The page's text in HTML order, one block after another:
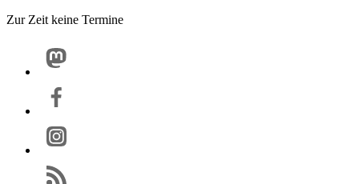
Zur Zeit keine Termine